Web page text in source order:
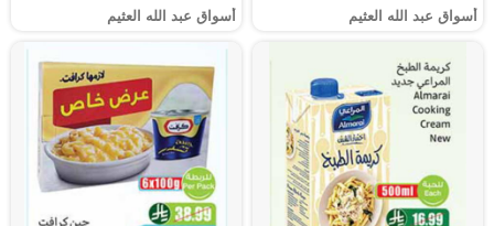
أسواق عبد الله العثيم أسواق عبد الله العثيم